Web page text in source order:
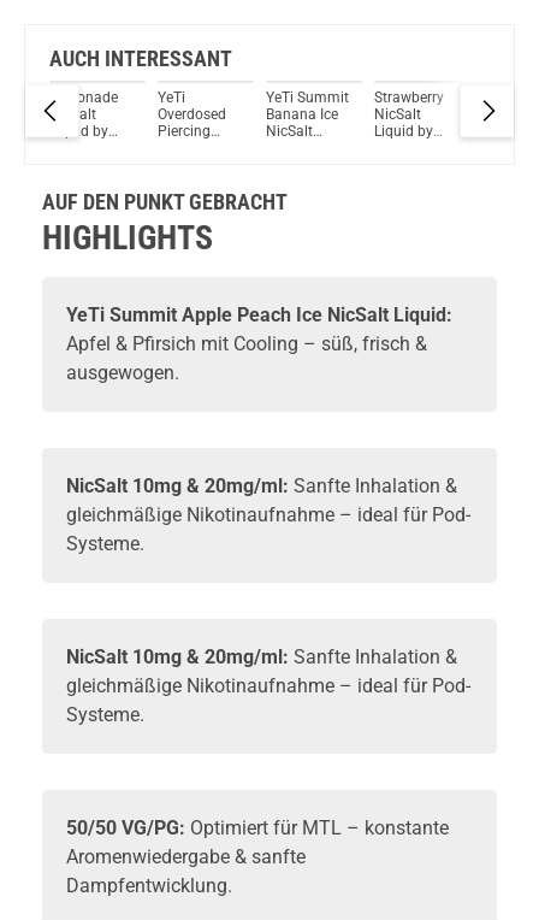
Monkey Around Liquid by InnoCigs 6mg / 10ml
Du willst Kröten sparen?
Schau mal hier!
Ijoy Luna 1,4ml 350mAh Pod System Kit Ocean Blue
AUCH INTERESSANT
Lemonade
NicSalt
Liquid by
YeTi
Overdosed
Piercing
YeTi Summit
Banana Ice
NicSalt
Strawberry
NicSalt
Liquid by
YeTi
Sour
AUF DEN PUNKT GEBRACHT
HIGHLIGHTS
YeTi Summit Apple Peach Ice NicSalt Liquid:
Apfel & Pfirsich mit Cooling – süß, frisch &
ausgewogen.
NicSalt 10mg & 20mg/ml: Sanfte Inhalation &
gleichmäßige Nikotinaufnahme – ideal für Pod-
Systeme.
NicSalt 10mg & 20mg/ml: Sanfte Inhalation &
gleichmäßige Nikotinaufnahme – ideal für Pod-
Systeme.
50/50 VG/PG: Optimiert für MTL – konstante
Aromenwiedergabe & sanfte
Dampfentwicklung.